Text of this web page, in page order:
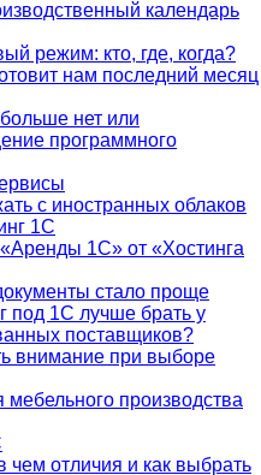
календарь
режим: кто, где, когда?
нам последний месяц
нет или
программного
с иностранных облаков
1С
1С» от «Хостинга
стало проще
под 1С лучше брать у
поставщиков?
внимание при выборе
мебельного производства
отличия и как выбрать